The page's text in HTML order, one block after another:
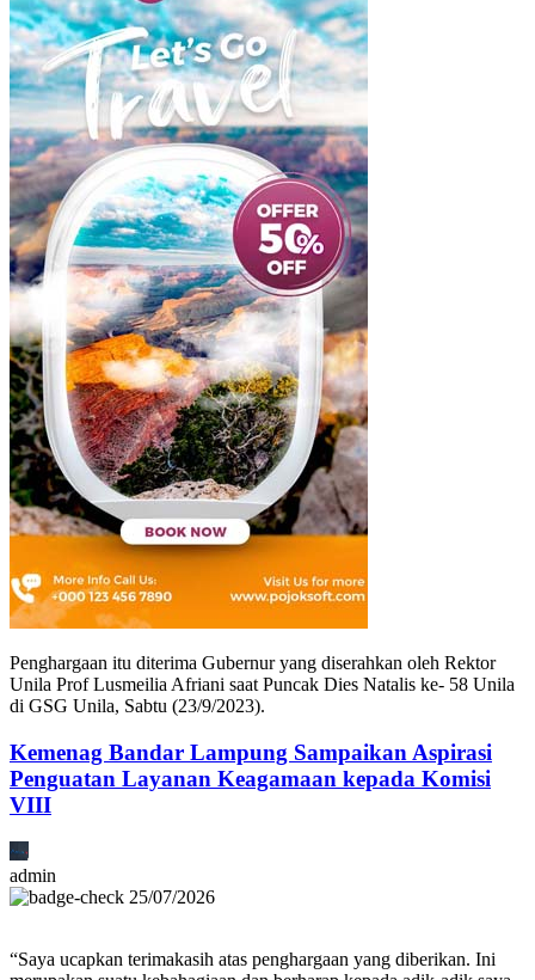
Penghargaan itu diterima Gubernur yang diserahkan oleh Rektor
Unila Prof Lusmeilia Afriani saat Puncak Dies Natalis ke- 58 Unila
di GSG Unila, Sabtu (23/9/2023).
Kemenag Bandar Lampung Sampaikan Aspirasi
Penguatan Layanan Keagamaan kepada Komisi
VIII
admin
25/07/2026
“Saya ucapkan terimakasih atas penghargaan yang diberikan. Ini